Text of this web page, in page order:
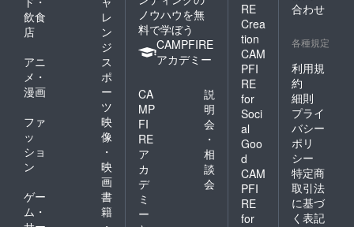
飲食
店
レ
ン
ジ
アニ
メ・
漫画
ス
ポ
ー
ツ
ファ
ッ
ショ
ン
映
像
・
映
画
ゲー
ム・
書
籍
ノウハウを無
料で学ぼう
CAMPFIRE
アカデミー
CA
MP
FI
RE
ア
カ
デ
ミ
ー
説
明
会
・
相
談
会
RE
Crea
tion
CAM
PFI
RE
for
Soci
al
Goo
d
CAM
PFI
RE
for
合わせ
各種規定
利用規
約
細則
プライ
バシー
ポリ
シー
特定商
取引法
に基づ
く表記